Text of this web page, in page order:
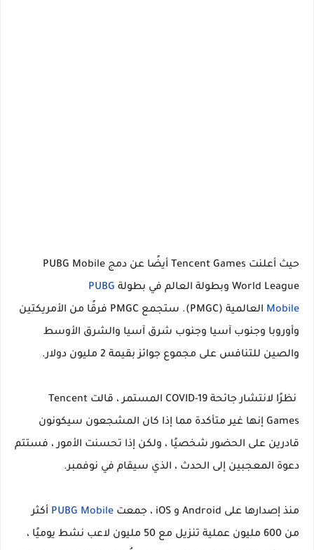
حيث أعلنت Tencent Games أيضًا عن دمج PUBG Mobile
World League وبطولة العالم في بطولة
PUBG
Mobile
العالمية (PMGC). ستجمع PMGC فرقًا من الأمريكتين
وأوروبا وجنوب آسيا وجنوب شرق آسيا والشرق الأوسط
والصين للتنافس على مجموع جوائز بقيمة 2 مليون دولار.
نظرًا لانتشار جائحة COVID-19 المستمر ، قالت Tencent
Games إنها غير متأكدة مما إذا كان المشجعون سيكونون
قادرين على الحضور شخصيًا ، ولكن إذا تحسنت الأمور ، فستتم
دعوة المعجبين إلى الحدث ، الذي سيقام في نوفمبر.
منذ إصدارها على Android و iOS ، جمعت PUBG Mobile أكثر
من 600 مليون عملية تنزيل مع 50 مليون لاعب نشط يوميًا ،